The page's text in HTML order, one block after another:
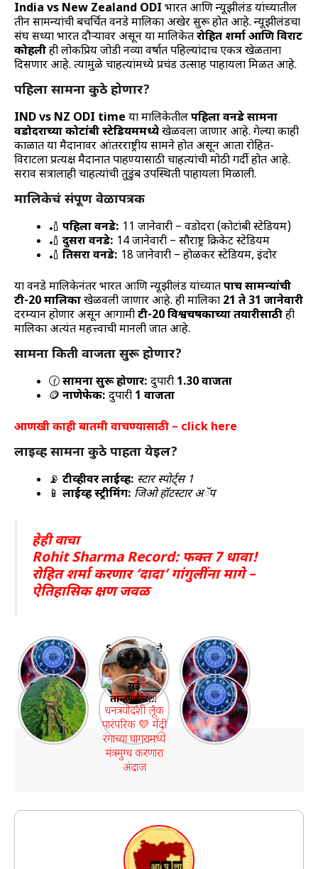
India vs New Zealand ODI भारत आणि न्यूझीलंड यांच्यातील
तीन सामन्यांची बहुचर्चित वनडे मालिका अखेर सुरू होत आहे. न्यूझीलंडचा
संघ सध्या भारत दौऱ्यावर असून या मालिकेतरोहित शर्मा आणि विराट
कोहलीही लोकप्रिय जोडी नव्या वर्षात पहिल्यांदाच एकत्र खेळताना
दिसणार आहे. त्यामुळे चाहत्यांमध्ये प्रचंड उत्साह पाहायला मिळत आहे.
पहिला सामना कुठे होणार?
IND vs NZ ODI time या मालिकेतीलपहिला वनडे सामना
वडोदराच्या कोटांबी स्टेडियममध्येखेळवला जाणार आहे. गेल्या काही
काळात या मैदानावर आंतरराष्ट्रीय सामने होत असून आता रोहित-
विराटला प्रत्यक्ष मैदानात पाहण्यासाठी चाहत्यांची मोठी गर्दी होत आहे.
सराव सत्रालाही चाहत्यांची तुडुंब उपस्थिती पाहायला मिळाली.
मालिकेचं संपूर्ण वेळापत्रक
🏏 पहिला वनडे: 11 जानेवारी – वडोदरा (कोटांबी स्टेडियम)
🏏 दुसरा वनडे: 14 जानेवारी – सौराष्ट्र क्रिकेट स्टेडियम
🏏 तिसरा वनडे: 18 जानेवारी – होळकर स्टेडियम, इंदोर
या वनडे मालिकेनंतर भारत आणि न्यूझीलंड यांच्यातपाच सामन्यांची
टी-20 मालिकाखेळवली जाणार आहे. ही मालिका 21 ते 31 जानेवारी
दरम्यान होणार असून आगामीटी-20 विश्वचषकाच्या तयारीसाठीही
मालिका अत्यंत महत्त्वाची मानली जात आहे.
सामना किती वाजता सुरू होणार?
🕜सामना सुरू होणार: दुपारी 1.30 वाजता
🪙 नाणेफेक: दुपारी 1 वाजता
आणखी काही बातमी वाचण्यासाठी – click here
लाईव्ह सामना कुठे पाहता येईल?
📡 टीव्हीवर लाईव्ह: स्टार स्पोर्ट्स 1
📱 लाईव्ह स्ट्रीमिंग: जिओ हॉटस्टार अॅप
हेही वाचा
Rohit Sharma Record: फक्त 7 धावा!
रोहित शर्मा करणार ‘दादा’ गांगुलींना मागे –
ऐतिहासिक क्षण जवळ
साप्ताहिक
राशिभविष्य
27 Oct – 2
Nov 2025:
पैसा, नोकरी,
फ्लॅट! तुमचं
नशीब काय
सांगतं?
Samsung ने
लॉन्च केला
जबरदस्त
Galaxy XR
हेडसेट
“20 ते 26
ऑक्टोबर
2025
साप्ताहिक
राशीभविष्य |
महालक्ष्मी
योगात
चमकणार ७
महाराष्ट्रातील
१० प्रसिद्ध
आणि सर्वात
मोठे किल्ले |
Top 10
सई
ताम्हणकरचा
धनत्रयोदशी
लूक पारंपरिक
💛 मेंदी
रंगाच्या
घागरामध्ये
मंत्रमुग्ध
आदित्य-मंगल
योग 2025:
भाग्याचा
आठवडा सुरू